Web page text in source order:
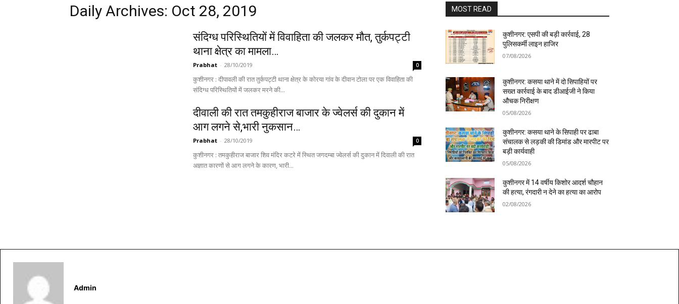
Daily Archives: Oct 28, 2019
संदिग्ध परिस्थितियों में विवाहिता की जलकर मौत, तुर्कपट्टी
थाना क्षेत्र का मामला…
Prabhat - 28/10/2019 0
कुशीनगर : दीपावली की रात तुर्कपट्टी थाना क्षेत्र के कोरया गांव के दीवान टोला पर एक विवाहिता की
संदिग्ध परिस्थितियों में जलकर मरने की...
दीवाली की रात तमकुहीराज बाजार के ज्वेलर्स की दुकान में
आग लगने से,भारी नुकसान…
Prabhat - 28/10/2019 0
कुशीनगर : तमकुहीराज बाजार शिव मंदिर कटरे में स्थित जगदम्बा ज्वेलर्स की दुकान में दिवाली की रात
अज्ञात कारणों से आग लगने के कारण, भारी...
MOST READ
कुशीनगर: एसपी की बड़ी कार्रवाई, 28
पुलिसकर्मी लाइन हाजिर
07/08/2026
कुशीनगर: कसया थाने में दो सिपाहियों पर
सख्त कार्रवाई के बाद डीआईजी ने किया
औचक निरीक्षण
05/08/2026
कुशीनगर: कसया थाने के सिपाही पर ढाबा
संचालक से लड़की की डिमांड और मारपीट पर
बड़ी कार्यवाही
05/08/2026
कुशीनगर में 14 वर्षीय किशोर आदर्श चौहान
की हत्या, रंगदारी न देने का हत्या का आरोप
02/08/2026
Admin